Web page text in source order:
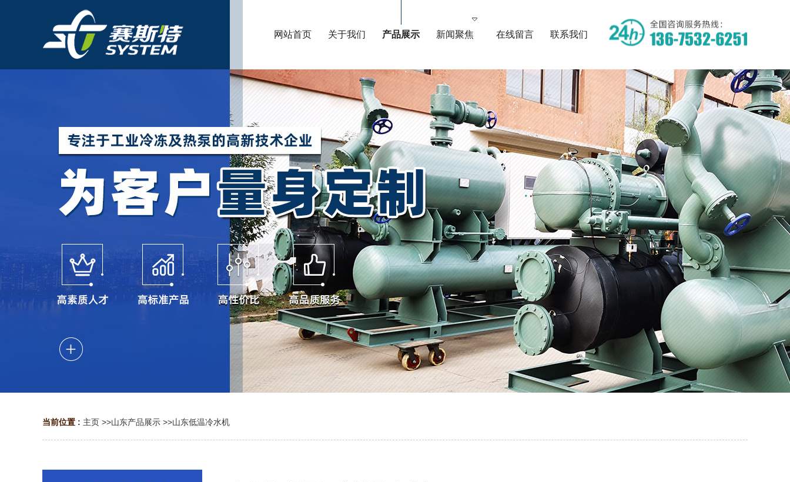
网站首页 关于我们 产品展示 新闻聚焦 在线留言 联系我们
当前位置 : 主页 >>山东产品展示 >>山东低温冷水机